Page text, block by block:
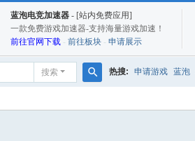
蓝泡电竞加速器 - [站内免费应用]
一款免费游戏加速器-支持海量游戏加速！
前往官网下载 - 前往板块 - 申请展示
搜索
索
热搜: 申请游戏 蓝泡